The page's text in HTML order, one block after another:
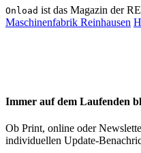
Onload ist das Magazin der
Maschinenfabrik Reinhausen
Immer auf dem Laufenden
Ob Print, online oder
individuellen Update-